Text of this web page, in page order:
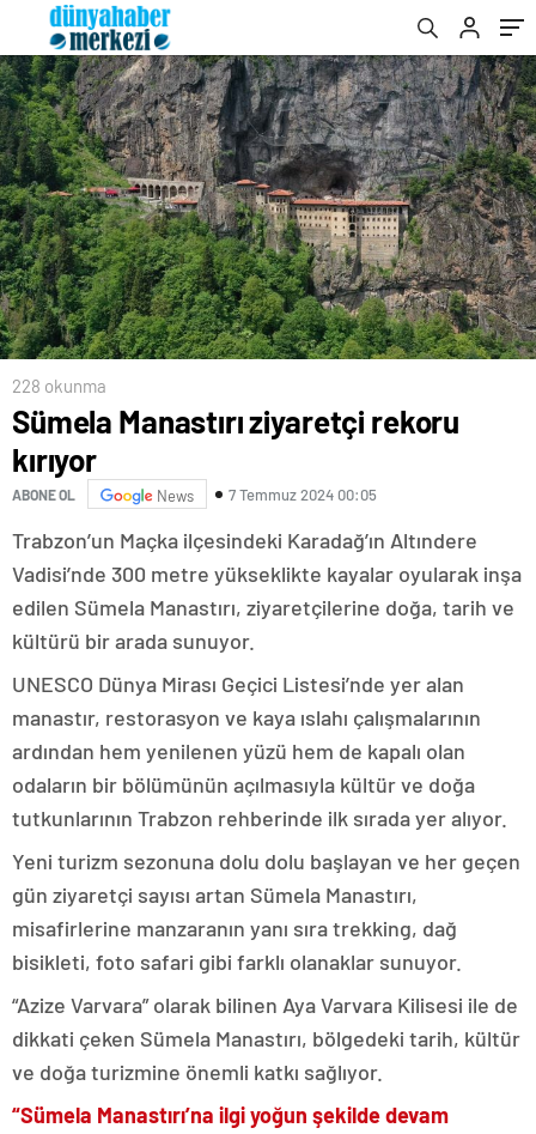
228 okunma
Sümela Manastırı ziyaretçi rekoru
kırıyor
ABONE OL News 7 Temmuz 2024 00:05
Trabzon’un Maçka ilçesindeki Karadağ’ın Altındere
Vadisi’nde 300 metre yükseklikte kayalar oyularak inşa
edilen Sümela Manastırı, ziyaretçilerine doğa, tarih ve
kültürü bir arada sunuyor.
UNESCO Dünya Mirası Geçici Listesi’nde yer alan
manastır, restorasyon ve kaya ıslahı çalışmalarının
ardından hem yenilenen yüzü hem de kapalı olan
odaların bir bölümünün açılmasıyla kültür ve doğa
tutkunlarının Trabzon rehberinde ilk sırada yer alıyor.
Yeni turizm sezonuna dolu dolu başlayan ve her geçen
gün ziyaretçi sayısı artan Sümela Manastırı,
misafirlerine manzaranın yanı sıra trekking, dağ
bisikleti, foto safari gibi farklı olanaklar sunuyor.
“Azize Varvara” olarak bilinen Aya Varvara Kilisesi ile de
dikkati çeken Sümela Manastırı, bölgedeki tarih, kültür
ve doğa turizmine önemli katkı sağlıyor.
“Sümela Manastırı’na ilgi yoğun şekilde devam